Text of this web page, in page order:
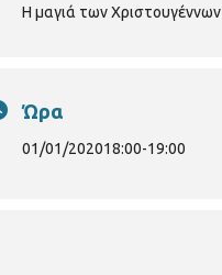
Η μαγιά των
Ώρα
01/01/202018:00-19:00